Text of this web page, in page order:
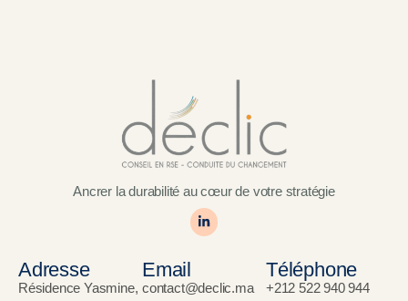
Ancrer la durabilité au cœur de votre stratégie
Adresse
Résidence Yasmine,
Email
contact@declic.ma
Téléphone
+212 522 940 944